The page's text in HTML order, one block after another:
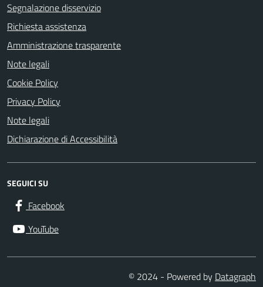
Segnalazione disservizio
Richiesta assistenza
Amministrazione trasparente
Note legali
Cookie Policy
Privacy Policy
Note legali
Dichiarazione di Accessibilità
SEGUICI SU
Facebook
YouTube
© 2024 - Powered by Datagraph